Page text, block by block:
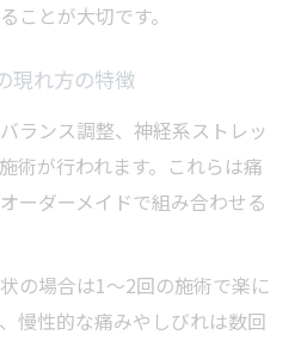
ことが大切です。
現れ方の特徴
ランス調整、神経系ストレッ
術が行われます。これらは痛
ーダーメイドで組み合わせる
の場合は1〜2回の施術で楽に
慢性的な痛みやしびれは数回